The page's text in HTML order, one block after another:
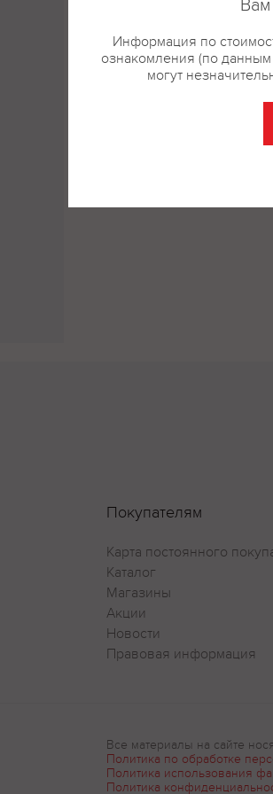
Покупателям
Карта постоянного
Каталог
Магазины
Акции
Новости
Правовая информация
Все материалы на сайте
Политика по обработке
Политика использования
Политика
Вам
Информация по
ознакомления (по
могут